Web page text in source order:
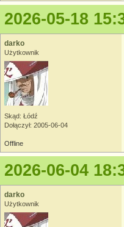
2026-05-18
darko
Użytkownik
Skąd: Łódź
Dołączył: 2005-06-04
Offline
2026-06-04
darko
Użytkownik